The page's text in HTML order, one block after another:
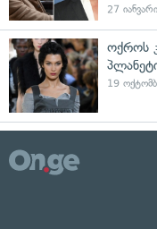
27
ოქროს
19